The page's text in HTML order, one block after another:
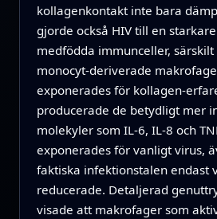
kollagenkontakt inte bara
gjorde också HIV till en
medfödda immunceller, särskilt
monocyt‑deriverade
exponerades för
producerade de betydligt mer
molekyler som IL‑6, IL‑8 och
exponerades för vanligt virus,
faktiska infektionstalen endast
reducerade. Detaljerad
visade att makrofager som